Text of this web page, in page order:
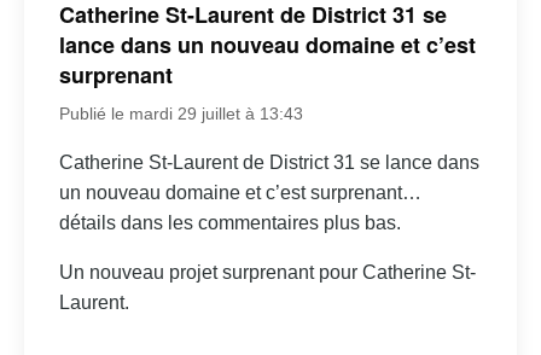
Catherine St-Laurent de District 31 se
lance dans un nouveau domaine et c’est
surprenant
Publié le mardi 29 juillet à 13:43
Catherine St-Laurent de District 31 se lance dans
un nouveau domaine et c’est surprenant…
détails dans les commentaires plus bas.
Un nouveau projet surprenant pour Catherine St-
Laurent.